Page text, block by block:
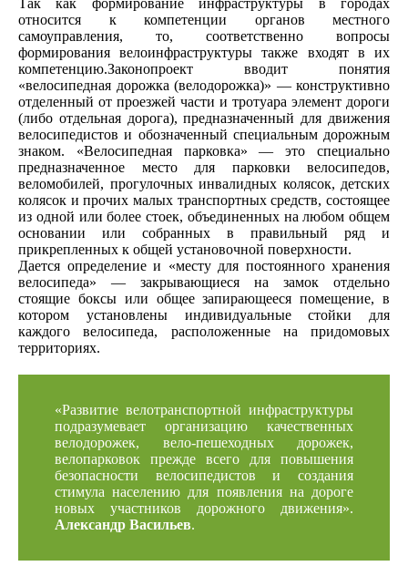
Так как формирование инфраструктуры в городах
относится к компетенции органов местного
самоуправления, то, соответственно вопросы
формирования велоинфраструктуры также входят в их
компетенцию.Законопроект вводит понятия
«велосипедная дорожка (велодорожка)» — конструктивно
отделенный от проезжей части и тротуара элемент дороги
(либо отдельная дорога), предназначенный для движения
велосипедистов и обозначенный специальным дорожным
знаком. «Велосипедная парковка» — это специально
предназначенное место для парковки велосипедов,
веломобилей, прогулочных инвалидных колясок, детских
колясок и прочих малых транспортных средств, состоящее
из одной или более стоек, объединенных на любом общем
основании или собранных в правильный ряд и
прикрепленных к общей установочной поверхности.
Дается определение и «месту для постоянного хранения
велосипеда» — закрывающиеся на замок отдельно
стоящие боксы или общее запирающееся помещение, в
котором установлены индивидуальные стойки для
каждого велосипеда, расположенные на придомовых
территориях.
«Развитие велотранспортной инфраструктуры
подразумевает организацию качественных
велодорожек, вело-пешеходных дорожек,
велопарковок прежде всего для повышения
безопасности велосипедистов и создания
стимула населению для появления на дороге
новых участников дорожного движения».
Александр Васильев.